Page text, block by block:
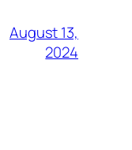
August 13,
2024